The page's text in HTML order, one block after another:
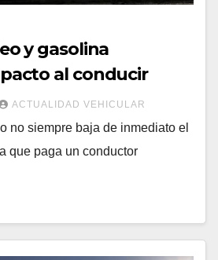
y gasolina
al conducir
ACTUALIDAD VEHICULAR
no siempre baja de inmediato el
que paga un conductor